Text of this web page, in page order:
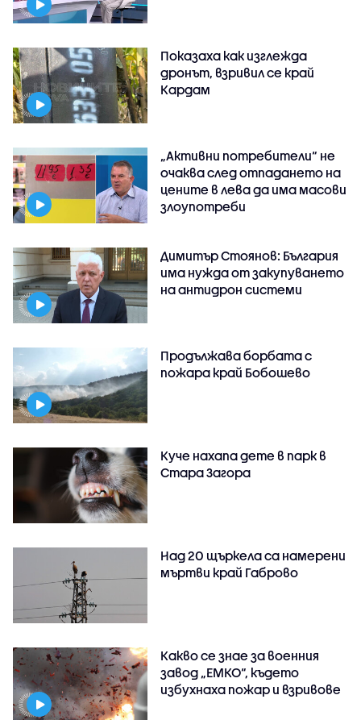
Показаха как изглежда
дронът, взривил се край
Кардам
„Активни потребители“ не
очаква след отпадането на
цените в лева да има масови
злоупотреби
Димитър Стоянов: България
има нужда от закупуването
на антидрон системи
Продължава борбата с
пожара край Бобошево
Куче нахапа дете в парк в
Стара Загора
Над 20 щъркела са намерени
мъртви край Габрово
Какво се знае за военния
завод „ЕМКО“, където
избухнаха пожар и взривове